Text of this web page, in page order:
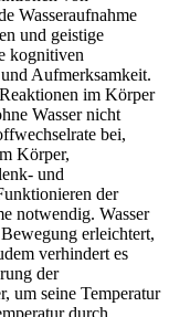
Wasseraufnahme
und geistige
kognitiven
Aufmerksamkeit.
im Körper
Wasser nicht
bei,
Körper,
und
der
notwendig. Wasser
erleichtert,
verhindert es
der
um seine Temperatur